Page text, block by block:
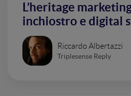
L’heritage
inchiostro e digital
Riccardo Albertazzi
Triplesense Reply